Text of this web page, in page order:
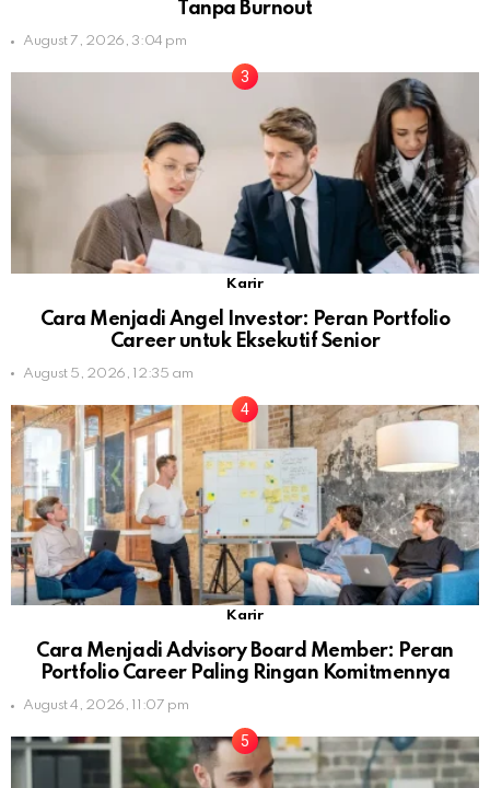
Tanpa Burnout
August 7, 2026, 3:04 pm
Karir
Cara Menjadi Angel Investor: Peran Portfolio
Career untuk Eksekutif Senior
August 5, 2026, 12:35 am
Karir
Cara Menjadi Advisory Board Member: Peran
Portfolio Career Paling Ringan Komitmennya
August 4, 2026, 11:07 pm